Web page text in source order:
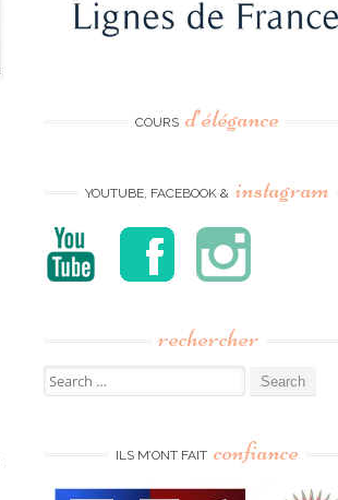
COURS d’élégance
YOUTUBE, FACEBOOK & instagram
rechercher
Search
for:
ILS M’ONT FAIT confiance